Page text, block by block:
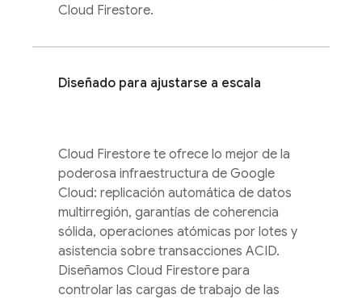
Cloud Firestore.
Diseñado para ajustarse a escala
Cloud Firestore te ofrece lo mejor de la
poderosa infraestructura de Google
Cloud: replicación automática de datos
multirregión, garantías de coherencia
sólida, operaciones atómicas por lotes y
asistencia sobre transacciones ACID.
Diseñamos Cloud Firestore para
controlar las cargas de trabajo de las